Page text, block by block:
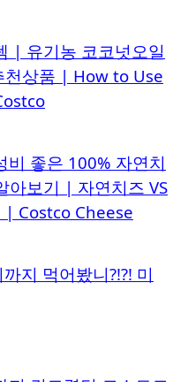
| 유기농 코코넛오일
천상품 | How to Use
비 좋은 100% 자연치
아보기 | 자연치즈 VS
Costco Cheese
지 먹어봤니?!?! 미